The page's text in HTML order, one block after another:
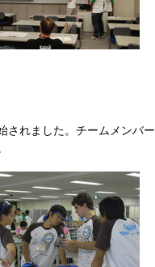
されました。チームメンバー